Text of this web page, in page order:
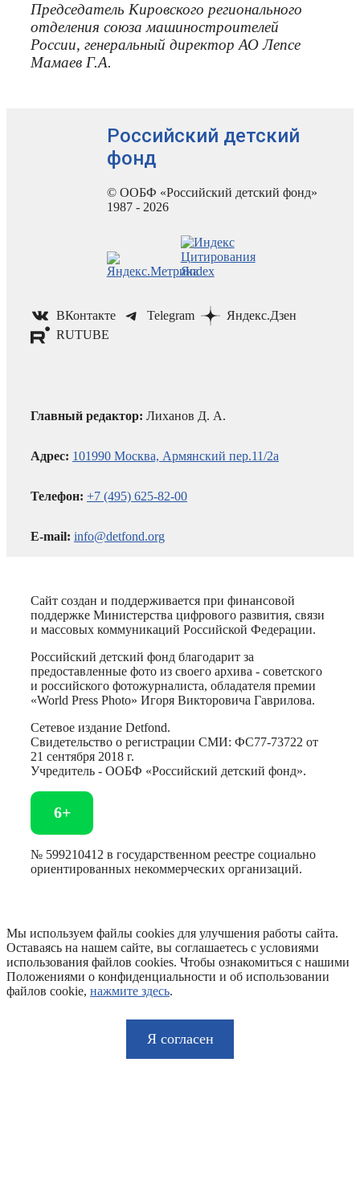
Председатель Кировского регионального
отделения союза машиностроителей
России, генеральный директор АО Лепсе
Мамаев Г.А.
Российский детский
фонд
© ООБФ «Российский детский фонд»
1987 - 2026
ВКонтакте Telegram
Яндекс.Дзен
RUTUBE
Главный редактор: Лиханов Д. А.
Адрес: 101990 Москва, Армянский пер.11/2а
Телефон: +7 (495) 625-82-00
E-mail: info@detfond.org
Сайт создан и поддерживается при финансовой
поддержке Министерства цифрового развития, связи
и массовых коммуникаций Российской Федерации.
Российский детский фонд благодарит за
предоставленные фото из своего архива - советского
и российского фотожурналиста, обладателя премии
«World Press Photo» Игоря Викторовича Гаврилова.
Сетевое издание Detfond.
Свидетельство о регистрации СМИ: ФС77-73722 от
21 сентября 2018 г.
Учредитель - ООБФ «Российский детский фонд».
6+
№ 599210412 в государственном реестре социально
ориентированных некоммерческих организаций.
Мы используем файлы cookies для улучшения работы сайта.
Оставаясь на нашем сайте, вы соглашаетесь с условиями
использования файлов cookies. Чтобы ознакомиться с нашими
Положениями о конфиденциальности и об использовании
файлов cookie, нажмите здесь.
Я согласен